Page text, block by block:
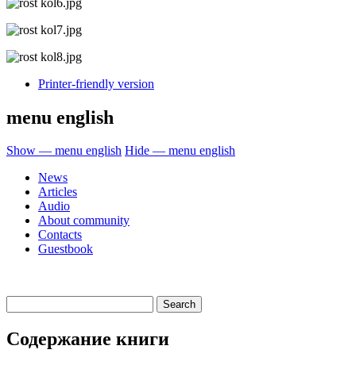
Printer-friendly version
menu english
Show — menu english Hide — menu english
News
Articles
Audio
About community
Contacts
Guestbook
Содержание книги